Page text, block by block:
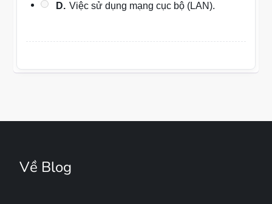
D. Việc sử dụng mạng cục bộ (LAN).
Về Blog